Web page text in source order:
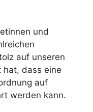
und
auf unseren
hat, dass eine
auf
werden kann.